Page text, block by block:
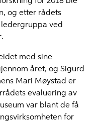
og etter rådets
ved
med sine
året, og Sigurd
Mari Møystad er
evaluering av
var blant de få
for